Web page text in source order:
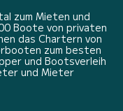
zum Mieten und
Boote von privaten
das Chartern von
zum besten
und Bootsverleih
und Mieter